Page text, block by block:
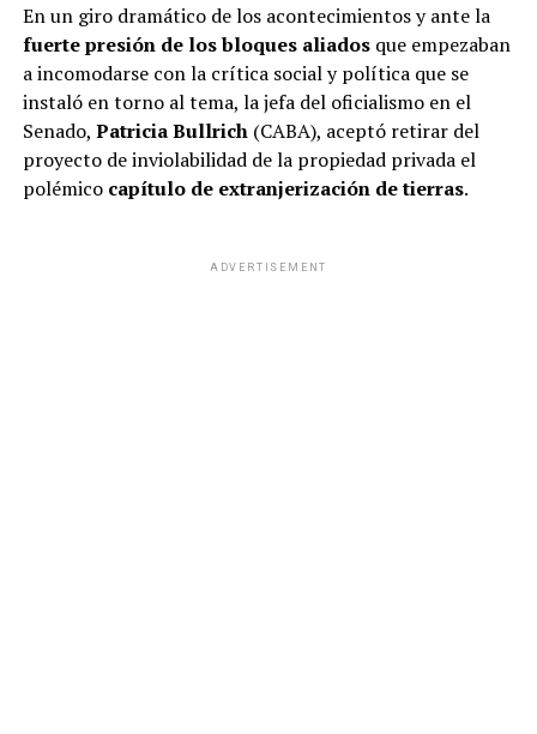
En un giro dramático de los acontecimientos y ante la
fuerte presión de los bloques aliadosque empezaban
a incomodarse con la crítica social y política que se
instaló en torno al tema, la jefa del oficialismo en el
Senado, Patricia Bullrich(CABA), aceptó retirar del
proyecto de inviolabilidad de la propiedad privada el
polémicocapítulo de extranjerización de tierras.
ADVERTISEMENT